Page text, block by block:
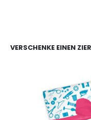
VERSCHENKE EINEN